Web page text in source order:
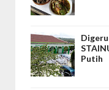
Putih